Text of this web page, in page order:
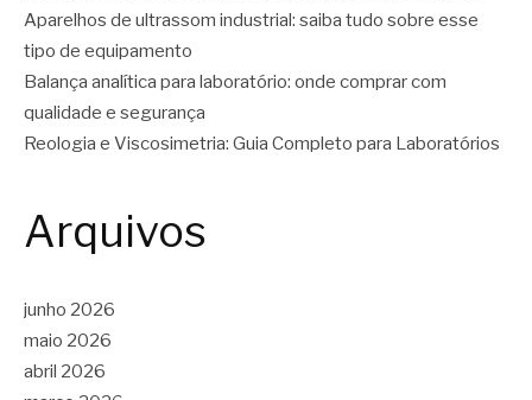
Aparelhos de ultrassom industrial: saiba tudo sobre esse
tipo de equipamento
Balança analítica para laboratório: onde comprar com
qualidade e segurança
Reologia e Viscosimetria: Guia Completo para Laboratórios
Arquivos
junho 2026
maio 2026
abril 2026